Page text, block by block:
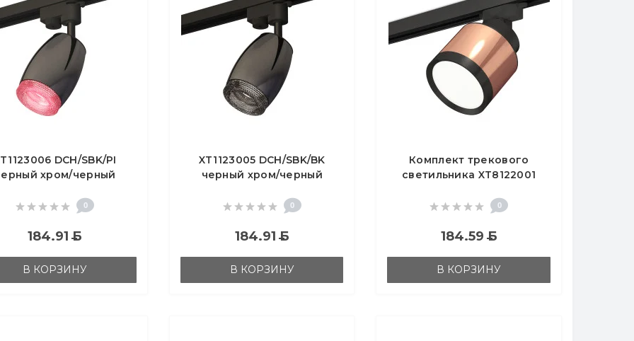
DCH/SBK/PI
хром/черный
(A2521, C1123, N7193)
0
184.91Б
В КОРЗИНУ
XT1123005 DCH/SBK/BK
черный хром/черный
GU5.3 (A2521, C1123, N7192)
0
184.91Б
В КОРЗИНУ
Комплект трекового
светильника XT8122001
0
184.59Б
В КОРЗИНУ